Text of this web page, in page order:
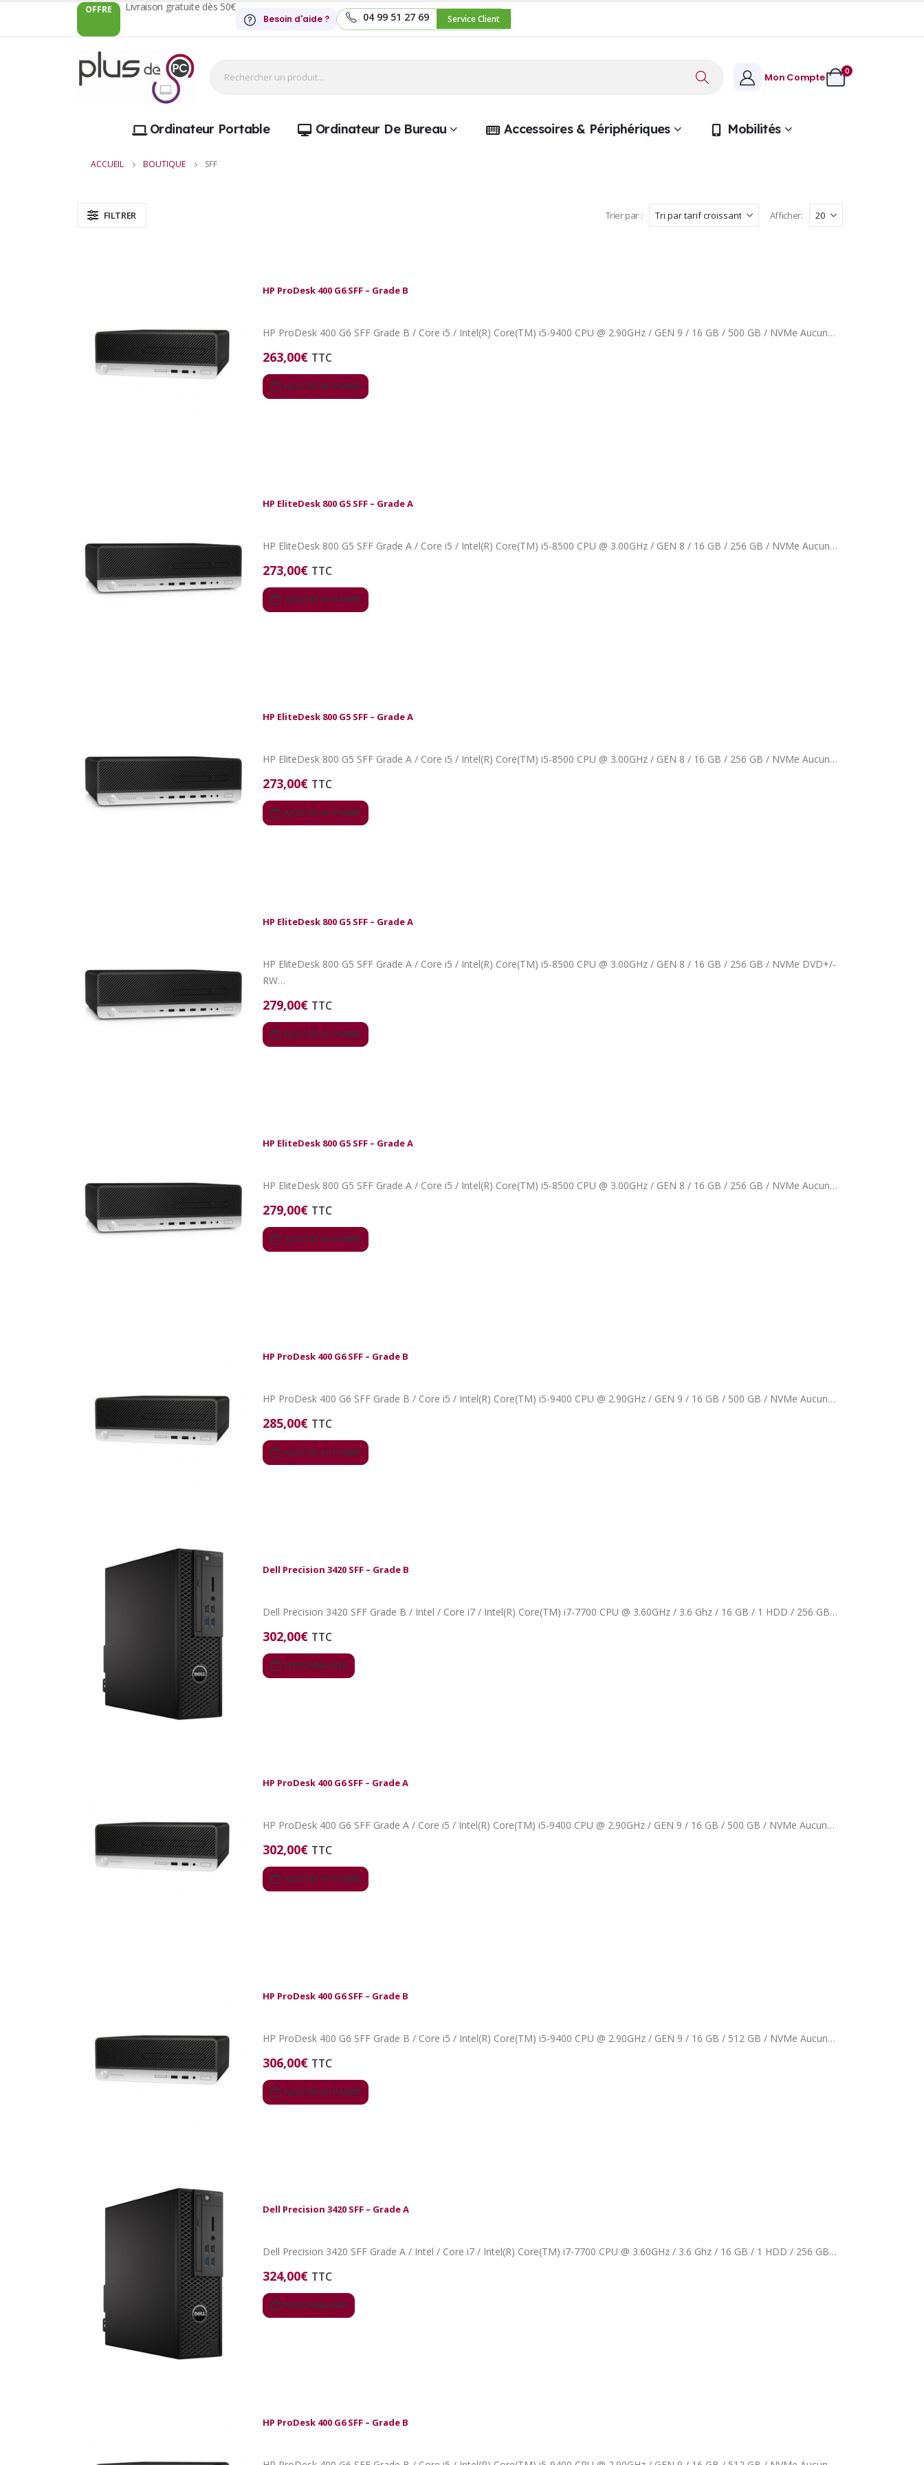
OFFRE Livraison gratuite dès 50€
Besoin d'aide ? 04 99 51 27 69 Service Client
Mon Compte 0
Ordinateur Portable Ordinateur De Bureau Accessoires & Périphériques Mobilités
ACCUEIL BOUTIQUE SFF
FILTRER Trier par : Afficher:
HP ProDesk 400 G6 SFF – Grade B
HP ProDesk 400 G6 SFF Grade B / Core i5 / Intel(R) Core(TM) i5-9400 CPU @ 2.90GHz / GEN 9 / 16 GB / 500 GB / NVMe Aucun…
263,00€ TTC
AJOUTER AU PANIER
HP EliteDesk 800 G5 SFF – Grade A
HP EliteDesk 800 G5 SFF Grade A / Core i5 / Intel(R) Core(TM) i5-8500 CPU @ 3.00GHz / GEN 8 / 16 GB / 256 GB / NVMe Aucun…
273,00€ TTC
AJOUTER AU PANIER
HP EliteDesk 800 G5 SFF – Grade A
HP EliteDesk 800 G5 SFF Grade A / Core i5 / Intel(R) Core(TM) i5-8500 CPU @ 3.00GHz / GEN 8 / 16 GB / 256 GB / NVMe Aucun…
273,00€ TTC
AJOUTER AU PANIER
HP EliteDesk 800 G5 SFF – Grade A
HP EliteDesk 800 G5 SFF Grade A / Core i5 / Intel(R) Core(TM) i5-8500 CPU @ 3.00GHz / GEN 8 / 16 GB / 256 GB / NVMe DVD+/-
RW…
279,00€ TTC
AJOUTER AU PANIER
HP EliteDesk 800 G5 SFF – Grade A
HP EliteDesk 800 G5 SFF Grade A / Core i5 / Intel(R) Core(TM) i5-8500 CPU @ 3.00GHz / GEN 8 / 16 GB / 256 GB / NVMe Aucun…
279,00€ TTC
AJOUTER AU PANIER
HP ProDesk 400 G6 SFF – Grade B
HP ProDesk 400 G6 SFF Grade B / Core i5 / Intel(R) Core(TM) i5-9400 CPU @ 2.90GHz / GEN 9 / 16 GB / 500 GB / NVMe Aucun…
285,00€ TTC
AJOUTER AU PANIER
Dell Precision 3420 SFF – Grade B
Dell Precision 3420 SFF Grade B / Intel / Core i7 / Intel(R) Core(TM) i7-7700 CPU @ 3.60GHz / 3.6 Ghz / 16 GB / 1 HDD / 256 GB…
302,00€ TTC
PERSONNALISER
HP ProDesk 400 G6 SFF – Grade A
HP ProDesk 400 G6 SFF Grade A / Core i5 / Intel(R) Core(TM) i5-9400 CPU @ 2.90GHz / GEN 9 / 16 GB / 500 GB / NVMe Aucun…
302,00€ TTC
AJOUTER AU PANIER
HP ProDesk 400 G6 SFF – Grade B
HP ProDesk 400 G6 SFF Grade B / Core i5 / Intel(R) Core(TM) i5-9400 CPU @ 2.90GHz / GEN 9 / 16 GB / 512 GB / NVMe Aucun…
306,00€ TTC
AJOUTER AU PANIER
Dell Precision 3420 SFF – Grade A
Dell Precision 3420 SFF Grade A / Intel / Core i7 / Intel(R) Core(TM) i7-7700 CPU @ 3.60GHz / 3.6 Ghz / 16 GB / 1 HDD / 256 GB…
324,00€ TTC
PERSONNALISER
HP ProDesk 400 G6 SFF – Grade B